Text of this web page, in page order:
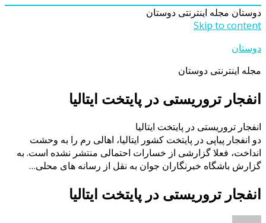
دوستان مجله اینترنتی دوستان
Skip to content
دوستان
مجله اینترنتی دوستان
انفجار تروریستی در پایتخت ایتالیا
انفجار تروریستی در پایتخت ایتالیا
دو انفجار پیاپی در پایتخت کشور ایتالیا، اهالی رم را به وحشت
انداخت، فعلا گزارشی از خسارات احتمالی منتشر نشده است. به
گزارش باشگاه خبرنگاران جوان به نقل از رسانه های محلی…
انفجار تروریستی در پایتخت ایتالیا